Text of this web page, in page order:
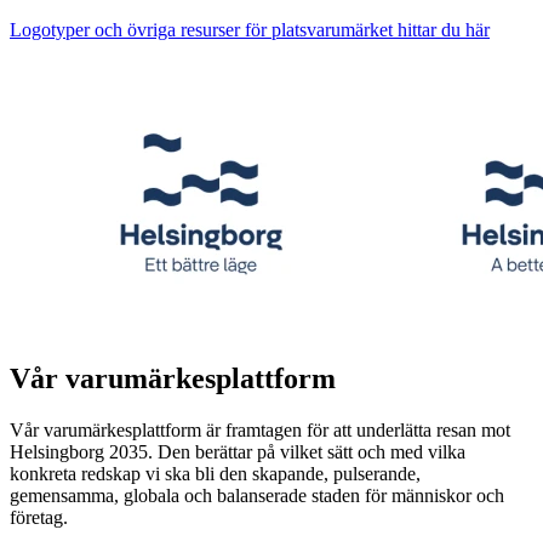
Logotyper och övriga resurser för platsvarumärket hittar du här
Vår varumärkesplattform
Vår varumärkesplattform är framtagen för att underlätta resan mot
Helsingborg 2035. Den berättar på vilket sätt och med vilka
konkreta redskap vi ska bli den skapande, pulserande,
gemensamma, globala och balanserade staden för människor och
företag.